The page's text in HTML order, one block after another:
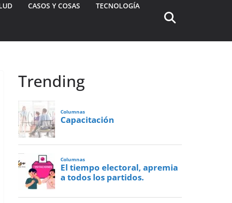
CASOS Y COSAS TECNOLOGÍA
Trending